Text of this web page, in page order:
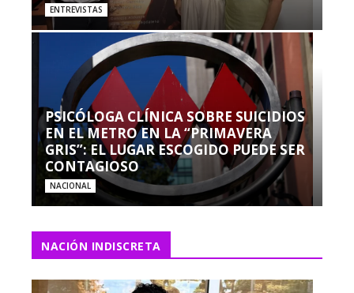
ENTREVISTAS
PSICÓLOGA CLÍNICA SOBRE SUICIDIOS
EN EL METRO EN LA “PRIMAVERA
GRIS”: EL LUGAR ESCOGIDO PUEDE SER
CONTAGIOSO
NACIONAL
NACIÓN INDISCRETA